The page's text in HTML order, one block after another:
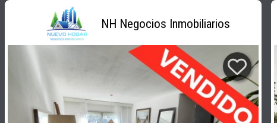
NH Negocios Inmobiliarios